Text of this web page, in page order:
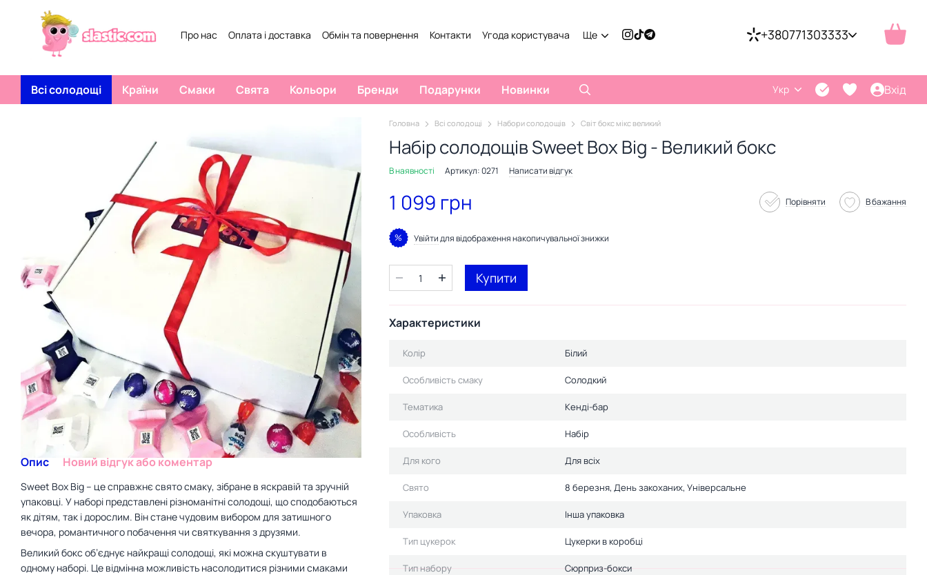
Перейти к основному контенту
Про нас
Оплата і доставка Обмін та повернення Контакти Угода користувача Ще +380771303333
Всі солодощі Країни Смаки Свята Кольори Бренди Подарунки Новинки Укр Вхід
Опис Новий відгук або коментар
Sweet Box Big – це справжнє свято смаку, зібране в яскравій та зручній
упаковці. У наборі представлені різноманітні солодощі, що сподобаються
як дітям, так і дорослим. Він стане чудовим вибором для затишного
вечора, романтичного побачення чи святкування з друзями.
Великий бокс об’єднує найкращі солодощі, які можна скуштувати в
одному наборі. Це відмінна можливість насолодитися різними смаками
Головна Всі солодощі Набори солодощів Світ бокс мікс великий
Набір солодощів Sweet Box Big - Великий бокс
В наявності Артикул: 0271 Написати відгук
1 099 грн Порівняти В бажання
% Увійтидля відображення накопичувальної знижки
Купити
Характеристики
Колір Білий
Особливість смаку Солодкий
Тематика Кенді-бар
Особливість Набір
Для кого Для всіх
Свято 8 березня, День закоханих, Універсальне
Упаковка Інша упаковка
Тип цукерок Цукерки в коробці
Тип набору Сюрприз-бокси